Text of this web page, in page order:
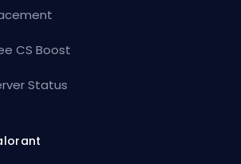
CS Boost
Status